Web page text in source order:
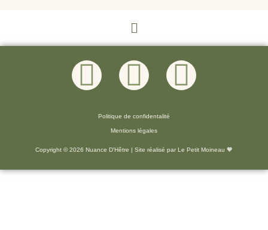
Politique de confidentalité
Mentions légales
Copyright © 2026 Nuance D'Hêtre | Site réalisé par Le Petit Moineau 🧡